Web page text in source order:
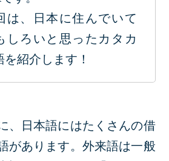
は、日本に住んでいて
しろいと思ったカタカ
を紹介します！
、日本語にはたくさんの借
があります。外来語は一般